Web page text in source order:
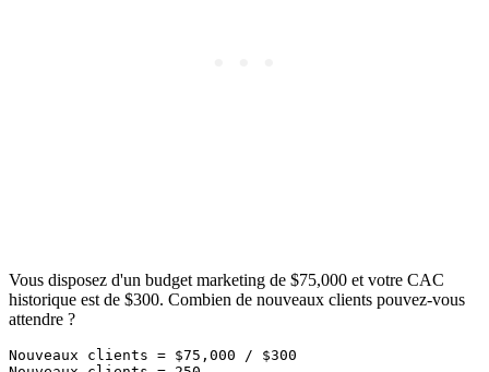
Vous disposez d'un budget marketing de $75,000 et votre CAC
historique est de $300. Combien de nouveaux clients pouvez-vous
attendre ?
Nouveaux clients = $75,000 / $300